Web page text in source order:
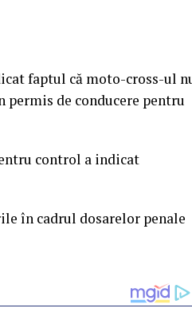
faptul că moto-cross-ul
de conducere pentru
control a indicat
în cadrul dosarelor penale